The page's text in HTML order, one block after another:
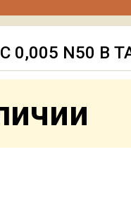
N50 В